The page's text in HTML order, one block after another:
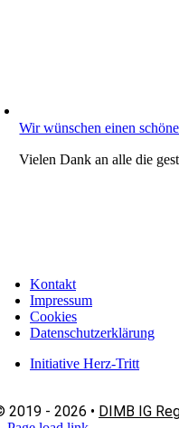
Wir wünschen einen
Vielen Dank an alle die
Kontakt
Impressum
Cookies
Datenschutzerklärung
Initiative Herz-Tritt
2019 - 2026 • DIMB IG